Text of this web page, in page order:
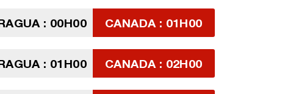
: 00H00 CANADA : 01H00
: 01H00 CANADA : 02H00